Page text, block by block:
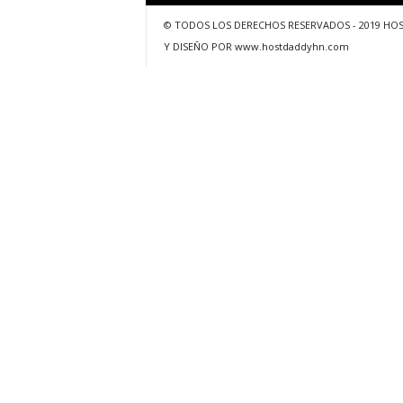
© TODOS LOS DERECHOS RESERVADOS - 2019
Y DISEÑO POR www.hostdaddyhn.com